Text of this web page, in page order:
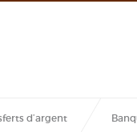
d’argent